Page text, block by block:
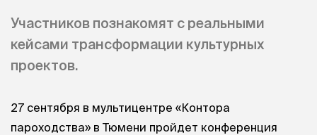
Участников познакомят с реальными
кейсами трансформации культурных
проектов.
27 сентября в мультицентре «Контора
пароходства» в Тюмени пройдет конференция